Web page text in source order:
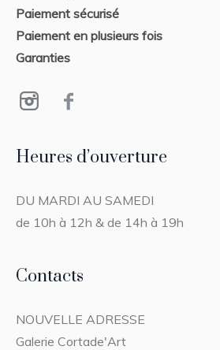
Paiement sécurisé
Paiement en plusieurs fois
Garanties
Heures d’ouverture
DU MARDI AU SAMEDI
de 10h à 12h & de 14h à 19h
Contacts
NOUVELLE ADRESSE
Galerie Cortade'Art